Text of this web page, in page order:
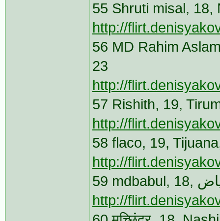
55 Shruti misal,
http://
56 MD Rahim
23
http://
57 Rishith, 19,
http://
58 flaco, 19,
http://
http://